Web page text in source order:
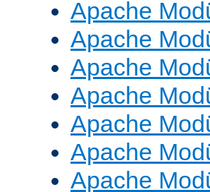
Apache
Apache
Apache
Apache
Apache
Apache
Apache